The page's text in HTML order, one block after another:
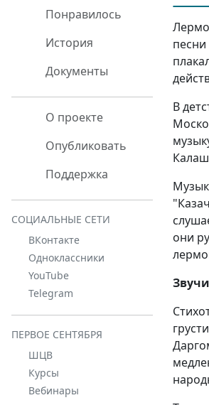
Понравилось
История
Документы
О проекте
Опубликовать
Поддержка
СОЦИАЛЬНЫЕ СЕТИ
ВКонтакте
Одноклассники
YouTube
Telegram
ПЕРВОЕ СЕНТЯБРЯ
ШЦВ
Курсы
Вебинары
песни
В
они